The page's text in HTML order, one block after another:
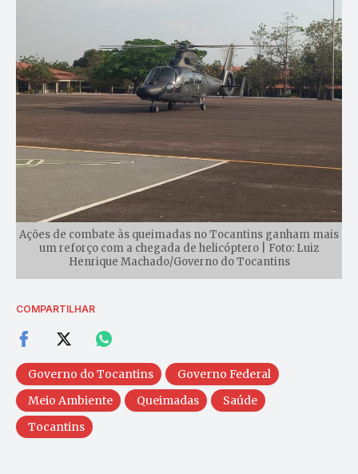
Ações de combate às queimadas no Tocantins ganham mais
um reforço com a chegada de helicóptero | Foto: Luiz
Henrique Machado/Governo do Tocantins
COMPARTILHAR
Governo do Tocantins
Governo Federal
Meio Ambiente
Queimadas
Saúde
Tocantins